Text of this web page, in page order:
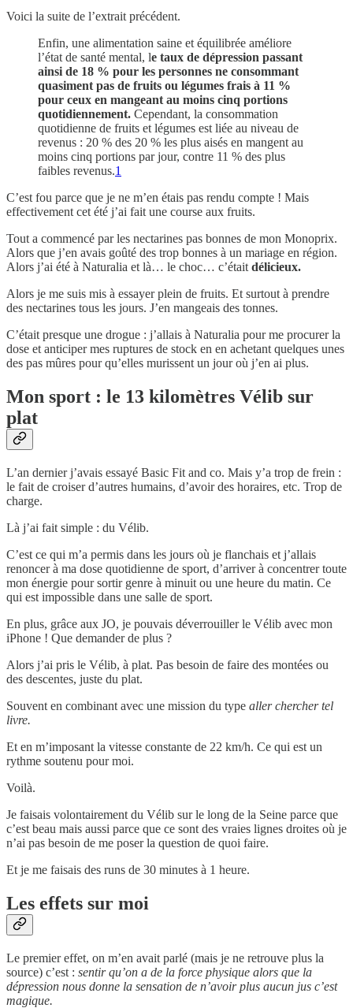
Voici la suite de l’extrait précédent.
Enfin, une alimentation saine et équilibrée améliore
l’état de santé mental, le taux de dépression passant
ainsi de 18 % pour les personnes ne consommant
quasiment pas de fruits ou légumes frais à 11 %
pour ceux en mangeant au moins cinq portions
quotidiennement. Cependant, la consommation
quotidienne de fruits et légumes est liée au niveau de
revenus : 20 % des 20 % les plus aisés en mangent au
moins cinq portions par jour, contre 11 % des plus
faibles revenus.1
C’est fou parce que je ne m’en étais pas rendu compte ! Mais
effectivement cet été j’ai fait une course aux fruits.
Tout a commencé par les nectarines pas bonnes de mon Monoprix.
Alors que j’en avais goûté des trop bonnes à un mariage en région.
Alors j’ai été à Naturalia et là… le choc… c’était délicieux.
Alors je me suis mis à essayer plein de fruits. Et surtout à prendre
des nectarines tous les jours. J’en mangeais des tonnes.
C’était presque une drogue : j’allais à Naturalia pour me procurer la
dose et anticiper mes ruptures de stock en en achetant quelques unes
des pas mûres pour qu’elles murissent un jour où j’en ai plus.
Mon sport : le 13 kilomètres Vélib sur
plat
L’an dernier j’avais essayé Basic Fit and co. Mais y’a trop de frein :
le fait de croiser d’autres humains, d’avoir des horaires, etc. Trop de
charge.
Là j’ai fait simple : du Vélib.
C’est ce qui m’a permis dans les jours où je flanchais et j’allais
renoncer à ma dose quotidienne de sport, d’arriver à concentrer toute
mon énergie pour sortir genre à minuit ou une heure du matin. Ce
qui est impossible dans une salle de sport.
En plus, grâce aux JO, je pouvais déverrouiller le Vélib avec mon
iPhone ! Que demander de plus ?
Alors j’ai pris le Vélib, à plat. Pas besoin de faire des montées ou
des descentes, juste du plat.
Souvent en combinant avec une mission du type aller chercher tel
livre.
Et en m’imposant la vitesse constante de 22 km/h. Ce qui est un
rythme soutenu pour moi.
Voilà.
Je faisais volontairement du Vélib sur le long de la Seine parce que
c’est beau mais aussi parce que ce sont des vraies lignes droites où je
n’ai pas besoin de me poser la question de quoi faire.
Et je me faisais des runs de 30 minutes à 1 heure.
Les effets sur moi
Le premier effet, on m’en avait parlé (mais je ne retrouve plus la
source) c’est : sentir qu’on a de la force physique alors que la
dépression nous donne la sensation de n’avoir plus aucun jus c’est
magique.